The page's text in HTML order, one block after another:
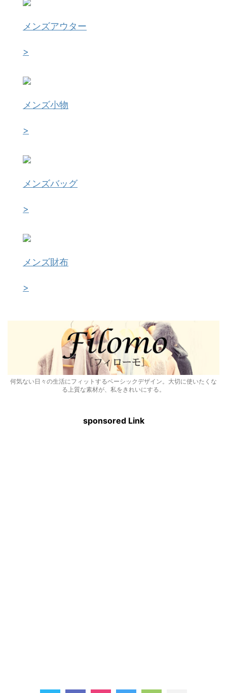
メンズアウター
>
メンズ小物
>
メンズバッグ
>
メンズ財布
>
何気ない日々の生活にフィットするベーシックデザイン。大切に使いたくな
る上質な素材が、私をきれいにする。
sponsored Link